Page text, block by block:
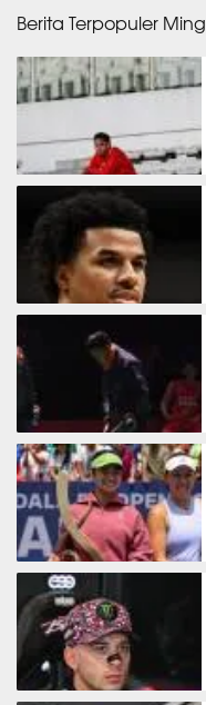
Berita Terpopuler